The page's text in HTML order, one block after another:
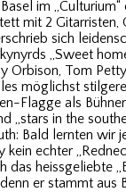
im „Culturium“
mit 2 Gitarristen,
sich
„Sweet
Orbison, Tom
möglichst
Flagge als
„stars in the
Bald lernten wir
kein echter
das heissgeliebte
er stammt aus